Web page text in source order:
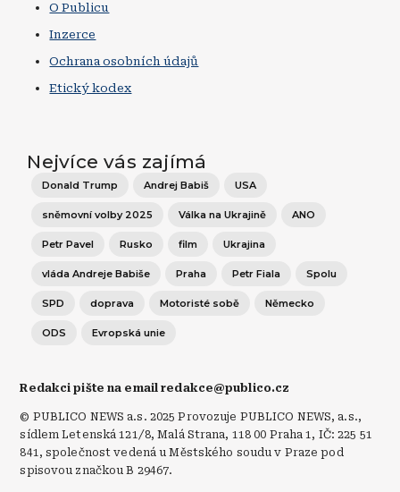
O Publicu
Inzerce
Ochrana osobních údajů
Etický kodex
Nejvíce vás zajímá
Donald Trump Andrej Babiš USA
sněmovní volby 2025 Válka na Ukrajině ANO
Petr Pavel Rusko film Ukrajina
vláda Andreje Babiše Praha Petr Fiala Spolu
SPD doprava Motoristé sobě Německo
ODS Evropská unie
Redakci pište na email redakce@publico.cz
© PUBLICO NEWS a.s. 2025 Provozuje PUBLICO NEWS, a.s.,
sídlem Letenská 121/8, Malá Strana, 118 00 Praha 1, IČ: 225 51
841, společnost vedená u Městského soudu v Praze pod
spisovou značkou B 29467.